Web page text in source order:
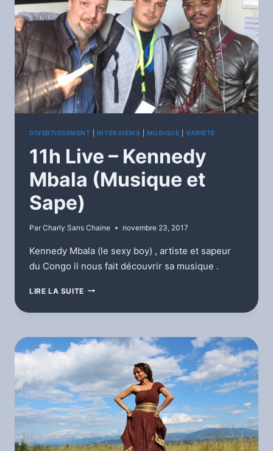
DIVERTISSEMENT INTERVIEWS MUSIQUE |VARIÉTÉ
11h Live – Kennedy
Mbala (Musique et
Sape)
Par Charly Sans Chaine novembre 23, 2017
Kennedy Mbala (le sexy boy) , artiste et sapeur
du Congo il nous fait découvrir sa musique .
LIRE LA SUITE 11H
–
MBALA
(MUSIQUE
ET